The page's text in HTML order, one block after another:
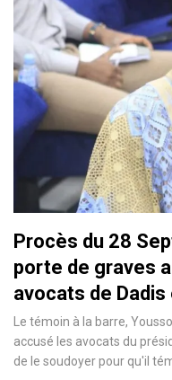
Procès du 28
porte de graves
avocats de
Le témoin à la barre,
accusé les avocats du
de le soudoyer pour qu'il